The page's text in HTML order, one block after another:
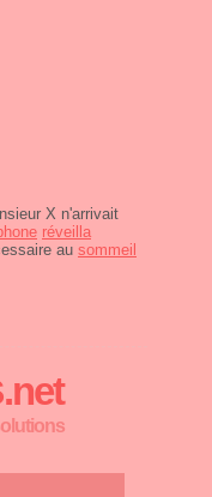
X n'arrivait
réveilla
au sommeil
.net